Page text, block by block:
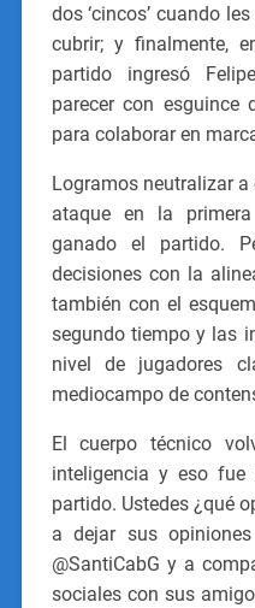
dos ‘cincos’ cuando
cubrir; y finalmente,
partido ingresó
parecer con
para colaborar en
Logramos neutralizar a
ataque en la
ganado el partido.
decisiones con la
también con el
segundo tiempo y las
nivel de jugadores
mediocampo de
El cuerpo técnico
inteligencia y eso
partido. Ustedes ¿qué
a dejar sus
@SantiCabG y a
sociales con sus